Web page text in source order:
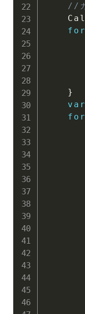
//
for
}
var
for